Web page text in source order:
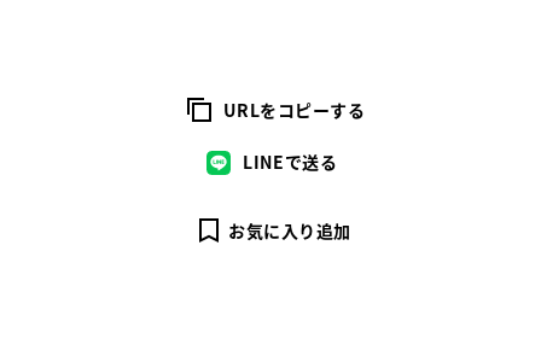
URLをコピーする
LINEで送る
お気に入り追加